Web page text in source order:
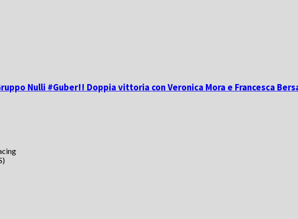
Nulli #Guber!! Doppia vittoria con Veronica Mora e Francesca